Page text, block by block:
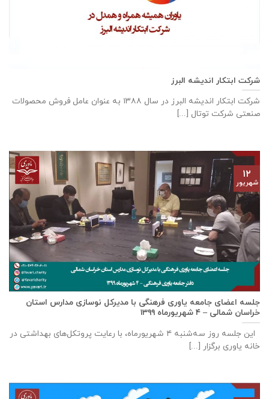
شرکت ابتکار اندیشه البرز
شركت ابتكار اندیشه البرز در سال ١٣٨٨ به عنوان عامل فروش محصولات
صنعتی شركت توتال [...]
جلسه اعضای جامعه ياوری فرهنگی با مدیركل نوسازی مدارس استان
خراسان شمالی – ٤ شهریورماه ۱۳۹۹
این جلسه روز سه‌‌شنبه ٤ شهریورماه، با رعایت پروتکل‌های بهداشتی در
خانه ياوری برگزار [...]
۱۲
شهریور